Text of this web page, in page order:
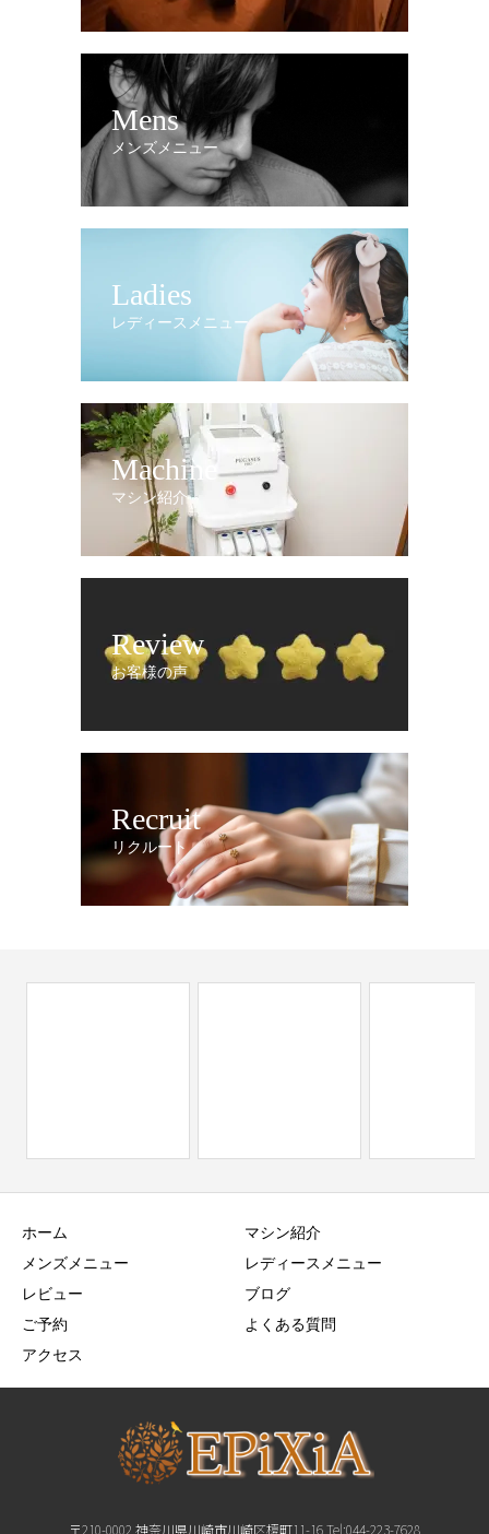
Mens
メンズメニュー
Ladies
レディースメニュー
Machine
マシン紹介
Review
お客様の声
Recruit
リクルート
ホーム
マシン紹介
メンズメニュー
レディースメニュー
レビュー
ブログ
ご予約
よくある質問
アクセス
〒210-0002 神奈川県川崎市川崎区榎町11-16 Tel:044-223-7628